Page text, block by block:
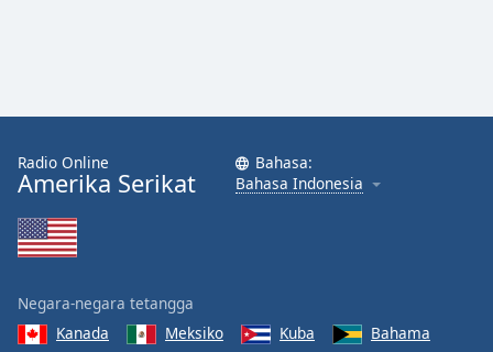
Radio Online
Amerika Serikat
Bahasa:
Bahasa Indonesia
Negara-negara tetangga
Kanada
Meksiko Kuba
Bahama